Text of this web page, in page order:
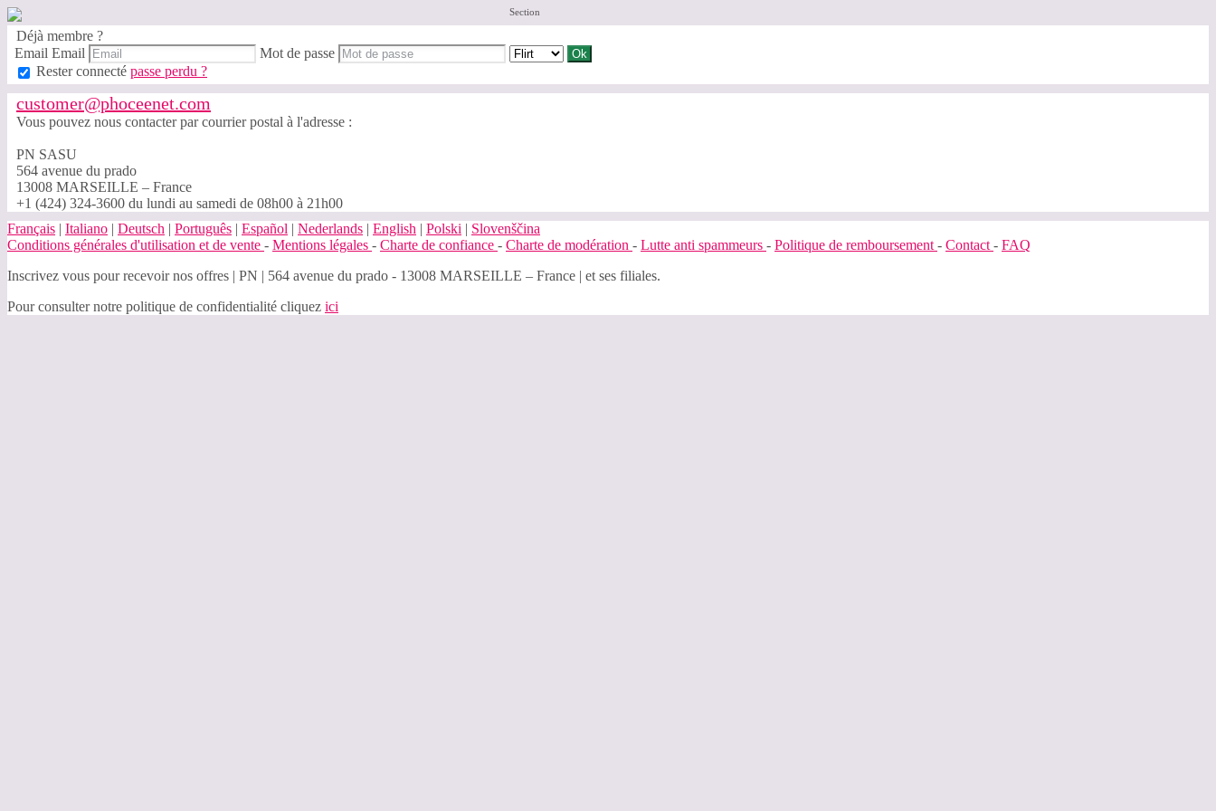
Déjà membre ?
Email Email Mot de passe
Section
Rester connecté passe perdu ?
customer@phoceenet.com
Vous pouvez nous contacter par courrier postal à l'adresse :
PN SASU
564 avenue du prado
13008 MARSEILLE – France
+1 (424) 324-3600 du lundi au samedi de 08h00 à 21h00
Français | Italiano | Deutsch | Português | Español | Nederlands | English | Polski | Slovenščina
Conditions générales d'utilisation et de vente - Mentions légales - Charte de confiance - Charte de modération - Lutte anti spammeurs - Politique de remboursement - Contact - FAQ
Inscrivez vous pour recevoir nos offres | PN | 564 avenue du prado - 13008 MARSEILLE – France | et ses filiales.
Pour consulter notre politique de confidentialité cliquez ici